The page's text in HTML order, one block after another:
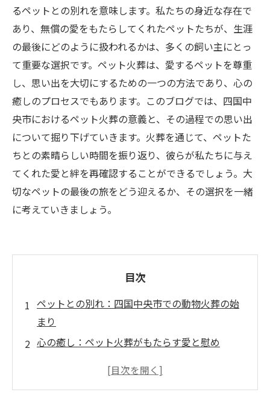
るペットとの別れを意味します。私たちの身近な存在で
あり、無償の愛をもたらしてくれたペットたちが、生涯
の最後にどのように扱われるかは、多くの飼い主にとっ
て重要な選択です。ペット火葬は、愛するペットを尊重
し、思い出を大切にするための一つの方法であり、心の
癒しのプロセスでもあります。このブログでは、四国中
央市におけるペット火葬の意義と、その過程での思い出
について掘り下げていきます。火葬を通じて、ペットた
ちとの素晴らしい時間を振り返り、彼らが私たちに与え
てくれた愛と絆を再確認することができるでしょう。大
切なペットの最後の旅をどう迎えるか、その選択を一緒
に考えていきましょう。
目次
ペットとの別れ：四国中央市での動物火葬の始
まり
心の癒し：ペット火葬がもたらす愛と慰め
思い出の場所：ペットと過ごした美しい瞬間を